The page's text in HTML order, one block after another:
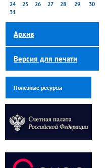
24
25 26 27 28 29
30
31
Архив
Версия для печати
Полезные ресурсы